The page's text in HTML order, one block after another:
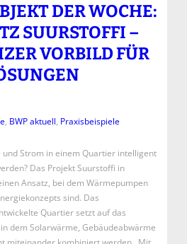
DER WOCHE:
SUURSTOFFI –
VORBILD FÜR
, BWP aktuell, Praxisbeispiele
und Strom in einem Quartier intelligent
Das Projekt Suurstoffi in
Ansatz, bei dem Wärmepumpen
sind. Das
Quartier setzt auf das
dem Solarwärme, Gebäudeabwärme